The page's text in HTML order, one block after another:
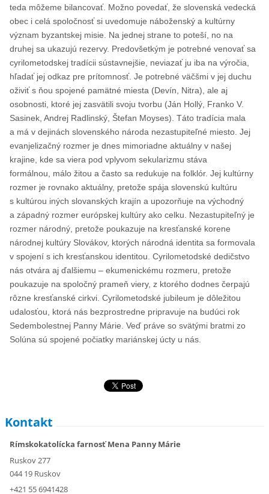
teda môžeme bilancovať. Možno povedať, že slovenská vedecká
obec i celá spoločnosť si uvedomuje náboženský a kultúrny
význam byzantskej misie. Na jednej strane to poteší, no na
druhej sa ukazujú rezervy. Predovšetkým je potrebné venovať sa
cyrilometodskej tradícii sústavnejšie, neviazať ju iba na výročia,
hľadať jej odkaz pre prítomnosť. Je potrebné väčšmi v jej duchu
oživiť s ňou spojené pamätné miesta (Devín, Nitra), ale aj
osobnosti, ktoré jej zasvätili svoju tvorbu (Ján Hollý, Franko V.
Sasinek, Andrej Radlinský, Štefan Moyses). Táto tradícia mala
a má v dejinách slovenského národa nezastupiteľné miesto. Jej
evanjelizačný rozmer je dnes mimoriadne aktuálny v našej
krajine, kde sa viera pod vplyvom sekularizmu stáva
formálnou, málo žitou a často sa redukuje na folklór. Jej kultúrny
rozmer je rovnako aktuálny, pretože spája slovenskú kultúru
s kultúrou iných slovanských krajín a upozorňuje na východný
a západný rozmer európskej kultúry ako celku. Nezastupiteľný je
rozmer národný, pretože poukazuje na kresťanské korene
národnej kultúry Slovákov, ktorých národná identita sa formovala
v spojení s ich kresťanskou identitou. Cyrilometodské dedičstvo
nás otvára aj ďalšiemu – ekumenickému rozmeru, pretože
poukazuje na spoločný prameň viery, z ktorého dodnes čerpajú
rôzne kresťanské cirkvi. Cyrilometodské jubileum je dôležitou
udalosťou, ktorá nás bezprostredne pripravuje na budúci rok
Sedembolestnej Panny Márie. Veď práve so svätými bratmi zo
Solúna sú spojené počiatky mariánskej úcty u nás.
Kontakt
Rímskokatolícka farnosť Mena Panny Márie
Ruskov 277
044 19 Ruskov
+421 55 6941428